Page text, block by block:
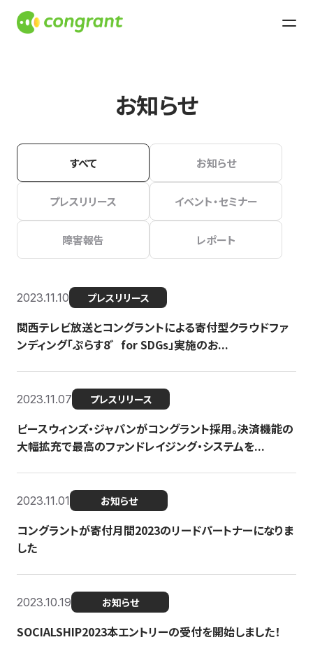
お知らせ
すべて お知らせ
プレスリリース イベント・セミナー
障害報告 レポート
2023.11.10 プレスリリース
関西テレビ放送とコングラントによる寄付型クラウドファ
ンディング「ぷらす8゛for SDGs」実施のお...
2023.11.07 プレスリリース
ピースウィンズ・ジャパンがコングラント採用。決済機能の
大幅拡充で最高のファンドレイジング・システムを...
2023.11.01 お知らせ
コングラントが寄付月間2023のリードパートナーになりま
した
2023.10.19 お知らせ
SOCIALSHIP2023本エントリーの受付を開始しました！